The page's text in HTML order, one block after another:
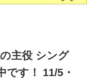
主役 シング
です！ 11/5・